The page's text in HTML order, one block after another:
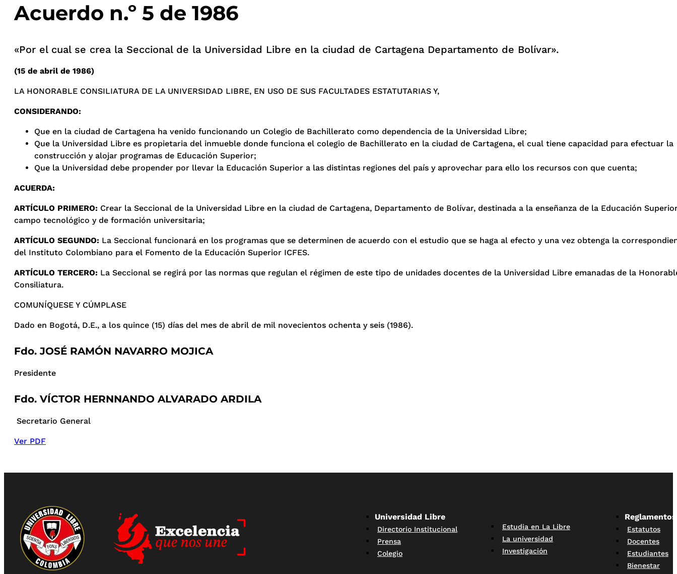
Acuerdo n.º 5 de 1986
«Por el cual se crea la Seccional de la Universidad Libre en la ciudad de Cartagena Departamento de Bolívar».
(15 de abril de 1986)
LA HONORABLE CONSILIATURA DE LA UNIVERSIDAD LIBRE, EN USO DE SUS FACULTADES ESTATUTARIAS Y,
CONSIDERANDO:
Que en la ciudad de Cartagena ha venido funcionando un Colegio de Bachillerato como dependencia de la Universidad Libre;
Que la Universidad Libre es propietaria del inmueble donde funciona el colegio de Bachillerato en la ciudad de Cartagena, el cual tiene capacidad para efectuar la
construcción y alojar programas de Educación Superior;
Que la Universidad debe propender por llevar la Educación Superior a las distintas regiones del país y aprovechar para ello los recursos con que cuenta;
ACUERDA:
ARTÍCULO PRIMERO: Crear la Seccional de la Universidad Libre en la ciudad de Cartagena, Departamento de Bolívar, destinada a la enseñanza de la Educación
campo tecnológico y de formación universitaria;
ARTÍCULO SEGUNDO: La Seccional funcionará en los programas que se determinen de acuerdo con el estudio que se haga al efecto y una vez obtenga la
del Instituto Colombiano para el Fomento de la Educación Superior ICFES.
ARTÍCULO TERCERO: La Seccional se regirá por las normas que regulan el régimen de este tipo de unidades docentes de la Universidad Libre emanadas de la
Consiliatura.
COMUNÍQUESE Y CÚMPLASE
Dado en Bogotá, D.E., a los quince (15) días del mes de abril de mil novecientos ochenta y seis (1986).
Fdo. JOSÉ RAMÓN NAVARRO MOJICA
Presidente
Fdo. VÍCTOR HERNNANDO ALVARADO ARDILA
Secretario General
Ver PDF
Universidad Libre
Directorio Institucional
Prensa
Colegio
Estudia en La Libre
La universidad
Investigación
Reglamentos
Estatutos
Docentes
Estudiantes
Bienestar